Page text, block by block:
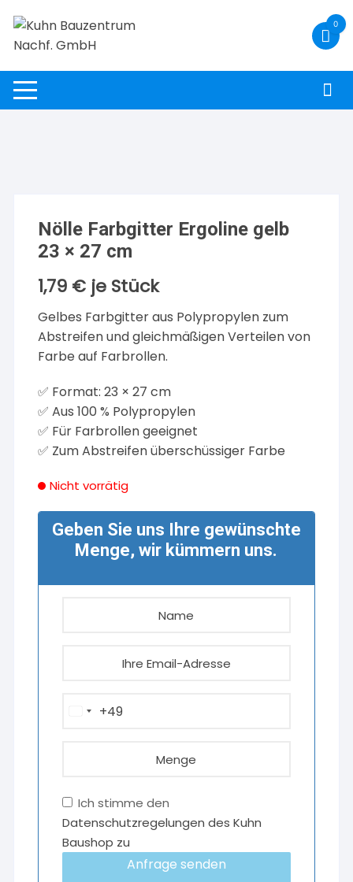
Inhalt
springen
0
Nölle Farbgitter Ergoline gelb
23 × 27 cm
1,79 € je Stück
Gelbes Farbgitter aus Polypropylen zum
Abstreifen und gleichmäßigen Verteilen von
Farbe auf Farbrollen.
✅ Format: 23 × 27 cm
✅ Aus 100 % Polypropylen
✅ Für Farbrollen geeignet
✅ Zum Abstreifen überschüssiger Farbe
Nicht vorrätig
Geben Sie uns Ihre gewünschte
Menge, wir kümmern uns.
a
n
+
+49
Ich stimme den
Datenschutzregelungen des Kuhn
Baushop zu
Anfrage senden